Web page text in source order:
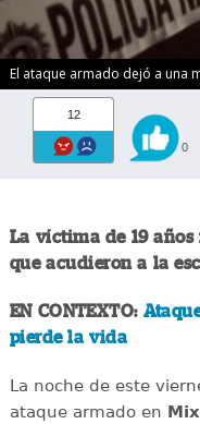
El ataque armado dejó a una
12
0
La víctima de 19
que acudieron a la
EN CONTEXTO:
pierde la vida
La noche de este
ataque armado en